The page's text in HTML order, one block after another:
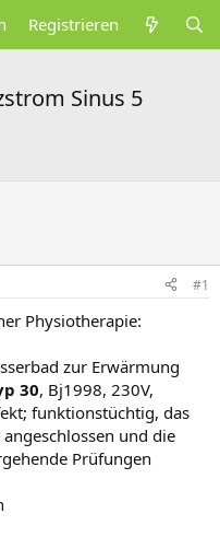
Registrieren
Sinus 5
#1
Physiotherapie:
zur Erwärmung
30, Bj1998, 230V,
funktionstüchtig, das
und die
Prüfungen